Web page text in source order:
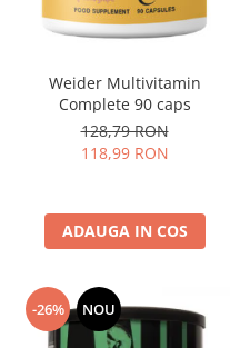
Weider Multivitamin
Complete 90 caps
128,79 RON
118,99 RON
ADAUGA IN COS
-26% NOU